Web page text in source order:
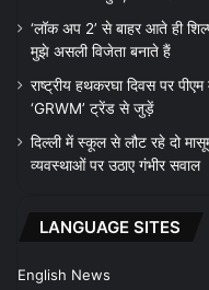
‘लॉक अप 2’ से बाहर आते ही
मुझे असली विजेता बनाते हैं
राष्ट्रीय हथकरघा दिवस पर
‘GRWM’ ट्रेंड से जुड़ें
दिल्ली में स्कूल से लौट रहे दो
व्यवस्थाओं पर उठाए गंभीर सवाल
LANGUAGE SITES
English News